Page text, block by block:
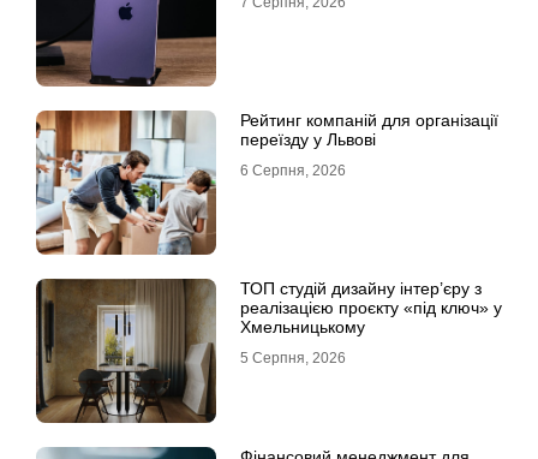
Рейтинг компаній для організації
переїзду у Львові
6 Серпня, 2026
ТОП студій дизайну інтер’єру з
реалізацією проєкту «під ключ» у
Хмельницькому
5 Серпня, 2026